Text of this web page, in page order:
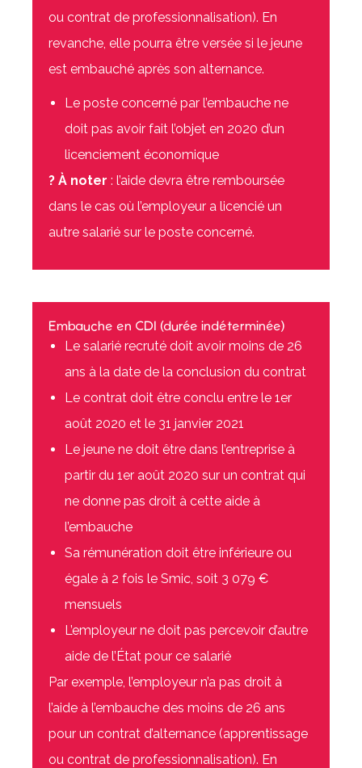
ou contrat de professionnalisation). En
revanche, elle pourra être versée si le jeune
est embauché après son alternance.
Le poste concerné par l’embauche ne
doit pas avoir fait l’objet en 2020 d’un
licenciement économique
? À noter : l’aide devra être remboursée
dans le cas où l’employeur a licencié un
autre salarié sur le poste concerné.
Embauche en CDI (durée indéterminée)
Le salarié recruté doit avoir moins de 26
ans à la date de la conclusion du contrat
Le contrat doit être conclu entre le 1er
août 2020 et le 31 janvier 2021
Le jeune ne doit être dans l’entreprise à
partir du 1er août 2020 sur un contrat qui
ne donne pas droit à cette aide à
l’embauche
Sa rémunération doit être inférieure ou
égale à 2 fois le Smic, soit 3 079 €
mensuels
L’employeur ne doit pas percevoir d’autre
aide de l’État pour ce salarié
Par exemple, l’employeur n’a pas droit à
l’aide à l’embauche des moins de 26 ans
pour un contrat d’alternance (apprentissage
ou contrat de professionnalisation). En